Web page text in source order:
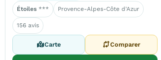
Étoiles *** Provence-Alpes-Côte d'Azur
156 avis
Carte Comparer